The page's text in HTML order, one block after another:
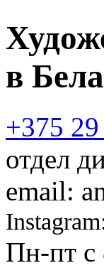
в
+375
отдел
email:
Пн-пт c